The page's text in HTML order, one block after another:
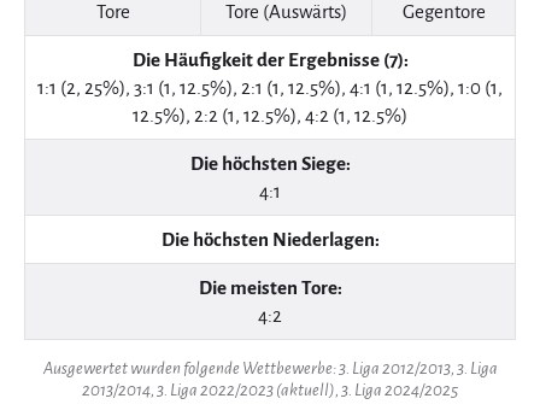
Tore Tore (Auswärts) Gegentore
Die Häufigkeit der Ergebnisse (7):
1:1 (2, 25%), 3:1 (1, 12.5%), 2:1 (1, 12.5%), 4:1 (1, 12.5%), 1:0 (1,
12.5%), 2:2 (1, 12.5%), 4:2 (1, 12.5%)
Die höchsten Siege:
4:1
Die höchsten Niederlagen:
Die meisten Tore:
4:2
Ausgewertet wurden folgende Wettbewerbe: 3. Liga 2012/2013, 3. Liga
2013/2014, 3. Liga 2022/2023 (aktuell), 3. Liga 2024/2025